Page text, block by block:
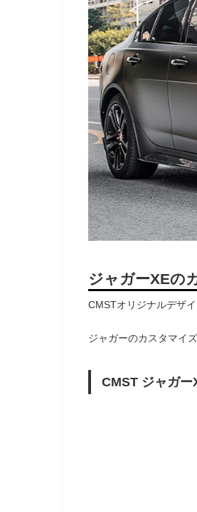
ジャガーXEの
CMSTオリジナルデザ
ジャガーのカスタマイ
CMST ジャガー